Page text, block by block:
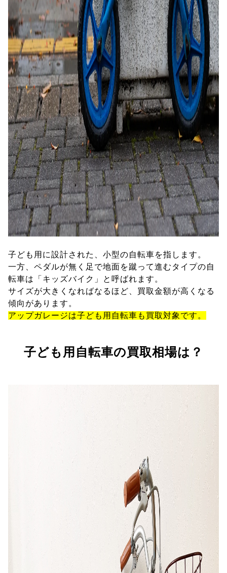
子ども用に設計された、小型の自転車を指します。
一方、ペダルが無く足で地面を蹴って進むタイプの自
転車は「キッズバイク」と呼ばれます。
サイズが大きくなればなるほど、買取金額が高くなる
傾向があります。
アップガレージは子ども用自転車も買取対象です。
子ども用自転車の買取相場は？